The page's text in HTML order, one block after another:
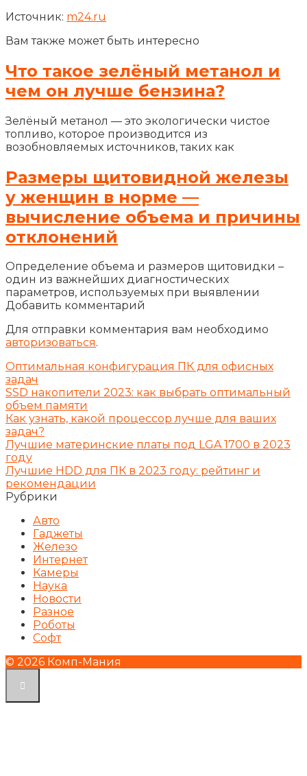
Источник: m24.ru
Вам также может быть интересно
Что такое зелёный метанол и
чем он лучше бензина?
Зелёный метанол — это экологически чистое
топливо, которое производится из
возобновляемых источников, таких как
Размеры щитовидной железы
у женщин в норме —
вычисление объема и причины
отклонений
Определение объема и размеров щитовидки –
один из важнейших диагностических
параметров, используемых при выявлении
Добавить комментарий
Для отправки комментария вам необходимо
авторизоваться.
Оптимальная конфигурация ПК для офисных
задач
SSD накопители 2023: как выбрать оптимальный
объем памяти
Как узнать, какой процессор лучше для ваших
задач?
Лучшие материнские платы под LGA 1700 в 2023
году
Лучшие HDD для ПК в 2023 году: рейтинг и
рекомендации
Рубрики
Авто
Гаджеты
Железо
Интернет
Камеры
Наука
Новости
Разное
Роботы
Софт
© 2026 Комп-Мания